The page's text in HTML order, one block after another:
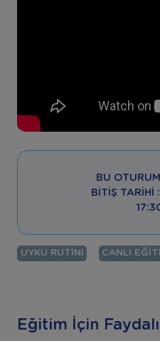
BU
BITIŞ
UYKU RUTINI CANLI
Eğitim İçin